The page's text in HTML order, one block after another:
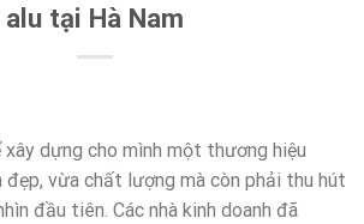
alu tại Hà Nam
xây dựng cho mình một thương hiệu
đẹp, vừa chất lượng mà còn phải thu hút
đầu tiên. Các nhà kinh doanh đã